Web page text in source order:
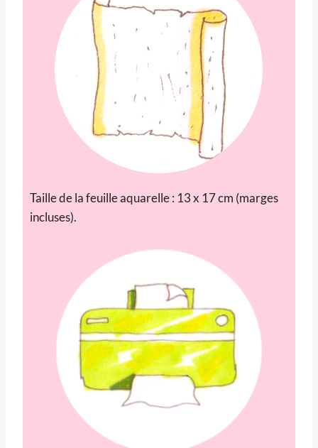
Taille de la feuille aquarelle : 13 x 17 cm (marges
incluses).